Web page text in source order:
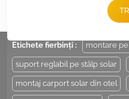
Add : Unit 206-9, No 15, Duiying
Etichete fierbinți : montare
suport reglabil pe stâlp solar
montaj carport solar din otel